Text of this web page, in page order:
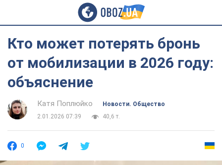
Кто может потерять бронь
от мобилизации в 2026 году:
объяснение
Катя Поплюйко
Новости. Общество
2.01.2026 07:39
40,6 т.
0